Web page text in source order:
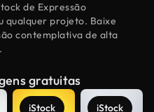
de Expressão
qualquer projeto. Baixe
contemplativa de alta
gratuitas
iStock iStock